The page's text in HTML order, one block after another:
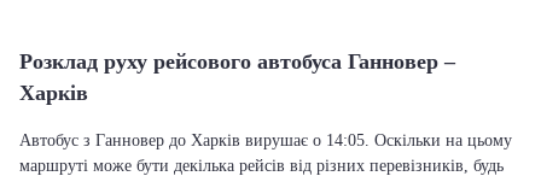
Розклад руху рейсового автобуса Ганновер –
Харків
Автобус з Ганновер до Харків вирушає о 14:05. Оскільки на цьому
маршруті може бути декілька рейсів від різних перевізників, будь